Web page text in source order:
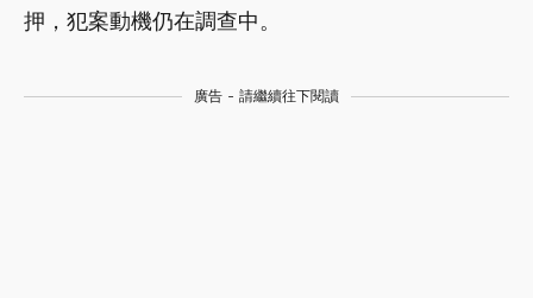
押，犯案動機仍在調查中。
廣告 - 請繼續往下閱讀